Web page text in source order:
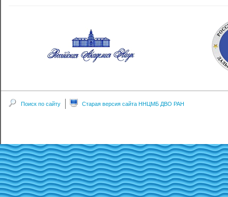
Поиск по сайту Старая версия сайта ННЦМБ ДВО РАН